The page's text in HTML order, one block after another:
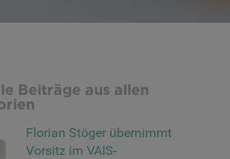
Beiträge aus allen
Florian Stöger übernimmt
Vorsitz im VAIS-